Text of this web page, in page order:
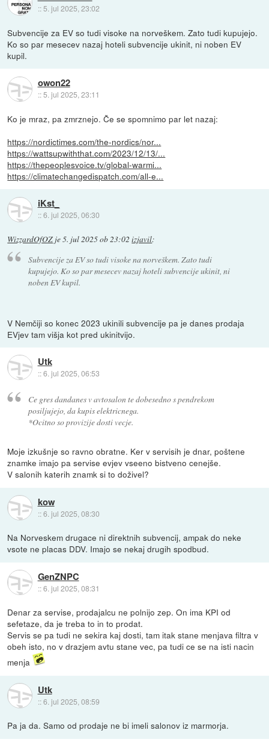
:: 5. jul 2025, 23:02
Subvencije za EV so tudi visoke na norveškem. Zato tudi kupujejo.
Ko so par mesecev nazaj hoteli subvencije ukinit, ni noben EV
kupil.
owon22
::5. jul 2025, 23:11
Ko je mraz, pa zmrznejo. Če se spomnimo par let nazaj:
https://nordictimes.com/the-nordics/nor...
https://wattsupwiththat.com/2023/12/13/...
https://thepeoplesvoice.tv/global-warmi...
https://climatechangedispatch.com/all-e...
iKst_
::6. jul 2025, 06:30
WizzardOfOZ je5. jul 2025 ob 23:02 izjavil:
Subvencije za EV so tudi visoke na norveškem. Zato tudi
kupujejo. Ko so par mesecev nazaj hoteli subvencije ukinit, ni
noben EV kupil.
V Nemčiji so konec 2023 ukinili subvencije pa je danes prodaja
EVjev tam višja kot pred ukinitvijo.
Utk
::6. jul 2025, 06:53
Ce gres dandanes v avtosalon te dobesedno s pendrekom
posiljujejo, da kupis elektricnega.
*Ocitno so provizije dosti vecje.
Moje izkušnje so ravno obratne. Ker v servisih je dnar, poštene
znamke imajo pa servise evjev vseeno bistveno cenejše.
V salonih katerih znamk si to doživel?
kow
::6. jul 2025, 08:30
Na Norveskem drugace ni direktnih subvencij, ampak do neke
vsote ne placas DDV. Imajo se nekaj drugih spodbud.
GenZNPC
::6. jul 2025, 08:31
Denar za servise, prodajalcu ne polnijo zep. On ima KPI od
sefetaze, da je treba to in to prodat.
Servis se pa tudi ne sekira kaj dosti, tam itak stane menjava filtra v
obeh isto, no v drazjem avtu stane vec, pa tudi ce se na isti nacin
menja
Utk
::6. jul 2025, 08:59
Pa ja da. Samo od prodaje ne bi imeli salonov iz marmorja.